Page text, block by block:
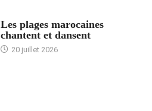
Les plages marocaines
chantent et dansent
20 juillet 2026